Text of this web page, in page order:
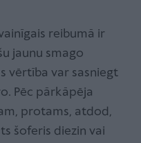
reibumā ir
jaunu smago
vērtība var sasniegt
Pēc pārkāpēja
protams, atdod,
šoferis diezin vai